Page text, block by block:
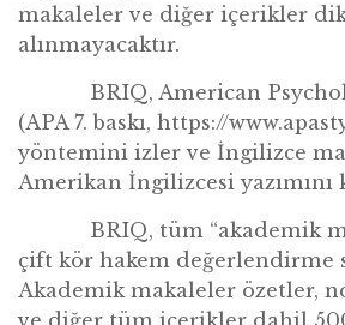
makaleler ve diğer içerikler
alınmayacaktır.
BRIQ, American
(APA 7. baskı, https://
yöntemini izler ve İngilizce
Amerikan İngilizcesi yazımını
BRIQ, tüm “akademik
çift kör hakem değerlendirme
Akademik makaleler özetler,
ve diğer tüm içerikler dahil